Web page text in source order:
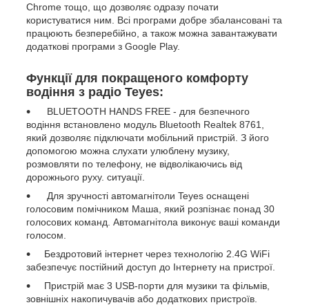
Chrome тощо, що дозволяє одразу почати
користуватися ним. Всі програми добре збалансовані та
працюють безперебійно, а також можна завантажувати
додаткові програми з Google Play.
Функції для покращеного комфорту
водіння з радіо Teyes:
BLUETOOTH HANDS FREE - для безпечного
водіння встановлено модуль Bluetooth Realtek 8761,
який дозволяє підключати мобільний пристрій. З його
допомогою можна слухати улюблену музику,
розмовляти по телефону, не відволікаючись від
дорожнього руху. ситуації.
Для зручності автомагнітоли Teyes оснащені
голосовим помічником Маша, який розпізнає понад 30
голосових команд. Автомагнітола виконує ваші команди
голосом.
Бездротовий інтернет через технологію 2.4G WiFi
забезпечує постійний доступ до Інтернету на пристрої.
Пристрій має 3 USB-порти для музики та фільмів,
зовнішніх накопичувачів або додаткових пристроїв.